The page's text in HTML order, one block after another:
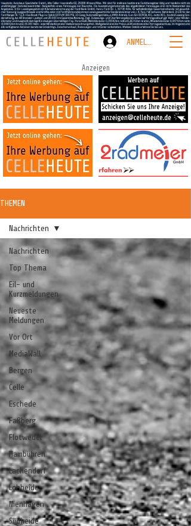
ANMELDEN
Anzeigen
THEMEN
Nachrichten
Top Thema
Eil- und
Kurzmeldungen
Neueste
Meldungen
Vor Ort
MediaWall
Bergen
Celle
Eschede
Faßberg
Flotwedel
Hambühren
Lachendorf
Lohheide
Nienhagen
Südheide
Nachrichten